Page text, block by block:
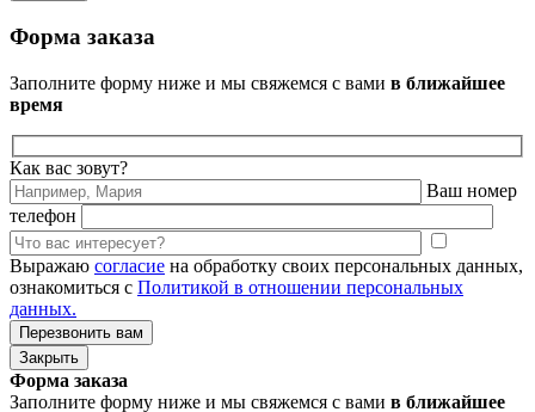
Форма заказа
Заполните форму ниже и мы свяжемся с вами в ближайшее
время
Как вас зовут?
Ваш номер
телефон
Выражаю согласие на обработку своих персональных данных,
ознакомиться с Политикой в отношении персональных
данных.
Закрыть
Форма заказа
Заполните форму ниже и мы свяжемся с вами в ближайшее